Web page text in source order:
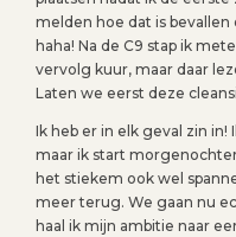
melden hoe dat is
haha! Na de C9 stap ik
vervolg kuur, maar daar
Laten we eerst deze
Ik heb er in elk geval zin
maar ik start
het stiekem ook wel
meer terug. We gaan nu
haal ik mijn ambitie naar